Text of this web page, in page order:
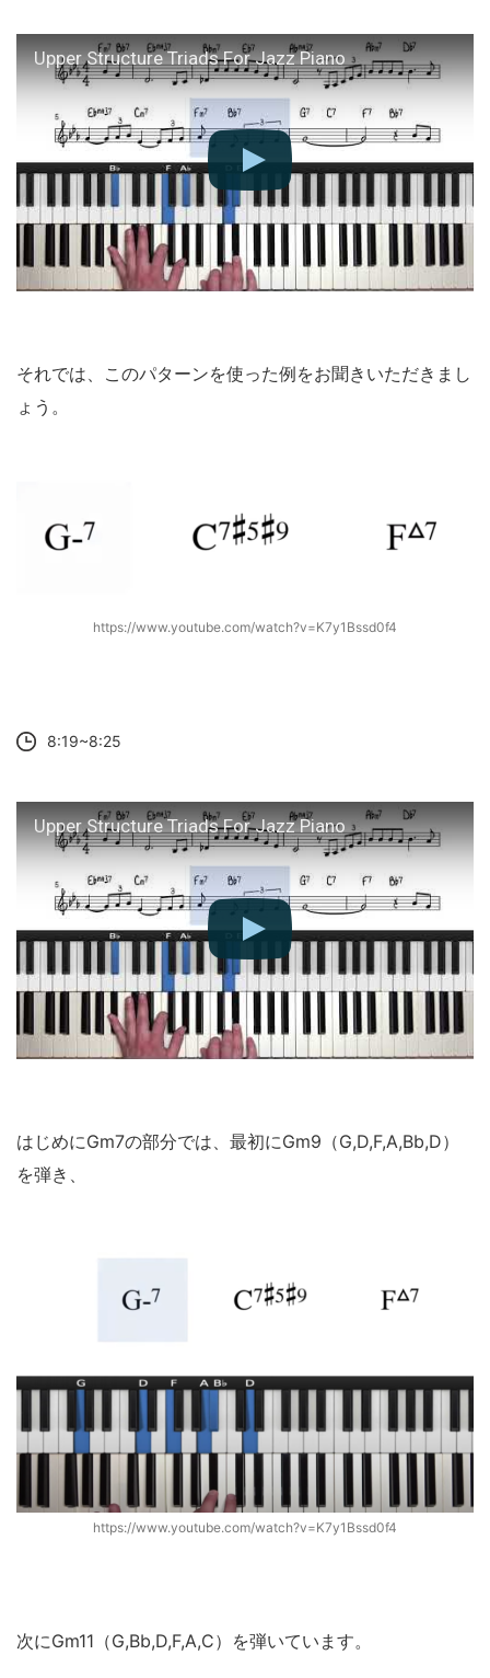
Upper Structure Triads For Jazz Piano
それでは、このパターンを使った例をお聞きいただきまし
ょう。
https://www.youtube.com/watch?v=K7y1Bssd0f4
8:19~8:25
Upper Structure Triads For Jazz Piano
はじめにGm7の部分では、最初にGm9（G,D,F,A,Bb,D）
を弾き、
https://www.youtube.com/watch?v=K7y1Bssd0f4
次にGm11（G,Bb,D,F,A,C）を弾いています。